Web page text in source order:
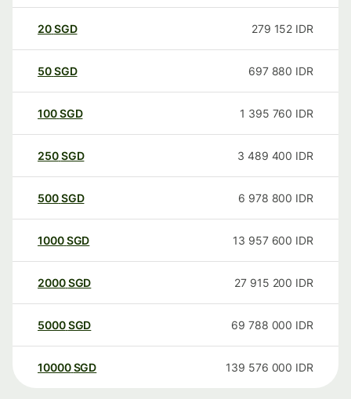
20SGD 279 152 IDR
50SGD 697 880 IDR
100SGD 1 395 760 IDR
250SGD 3 489 400 IDR
500SGD 6 978 800 IDR
1000SGD 13 957 600 IDR
2000SGD 27 915 200 IDR
5000SGD 69 788 000 IDR
10000 SGD 139 576 000 IDR